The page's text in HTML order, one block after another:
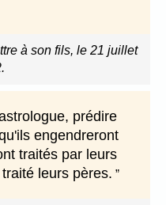
à son fils, le 21 juillet
prédire
engendreront
traités par leurs
leurs pères.